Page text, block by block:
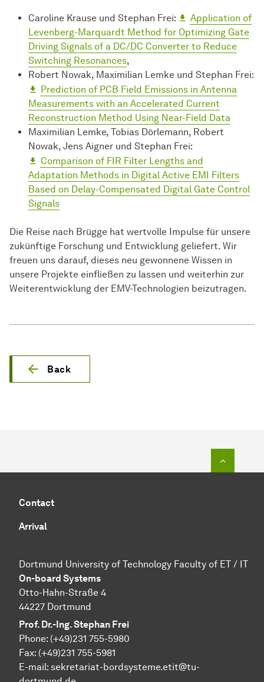
Caroline Krause und Stephan Frei:
Application of
Levenberg-Marquardt Method for Optimizing Gate
Driving Signals of a DC/DC Converter to Reduce
Switching Resonances,
Robert Nowak, Maximilian Lemke und Stephan Frei:
Prediction of PCB Field Emissions in Antenna
Measurements with an Accelerated Current
Reconstruction Method Using Near-Field Data
Maximilian Lemke, Tobias Dörlemann, Robert
Nowak, Jens Aigner und Stephan Frei:
Comparison of FIR Filter Lengths and
Adaptation Methods in Digital Active EMI Filters
Based on Delay-Compensated Digital Gate Control
Signals
Die Reise nach Brügge hat wertvolle Impulse für unsere
zukünftige Forschung und Entwicklung geliefert. Wir
freuen uns darauf, dieses neu gewonnene Wissen in
unsere Projekte einfließen zu lassen und weiterhin zur
Weiterentwicklung der EMV-Technologien beizutragen.
Back
Contact
Arrival
Dortmund University of Technology Faculty of ET / IT
On-board Systems
Otto-Hahn-Straße 4
44227 Dortmund
Prof. Dr.-Ing. Stephan Frei
Phone: (+49)231 755-5980
Fax: (+49)231 755-5981
E-mail: sekretariat-bordsysteme.etit@tu-